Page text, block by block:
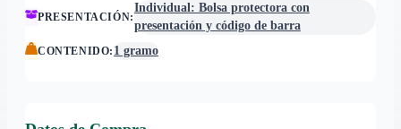
PRESENTACIÓN:
Individual: Bolsa protectora con
presentación y código de barra
CONTENIDO: 1 gramo